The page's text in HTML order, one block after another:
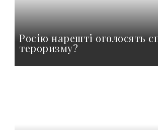
Росію нарешті оголосять
тероризму?